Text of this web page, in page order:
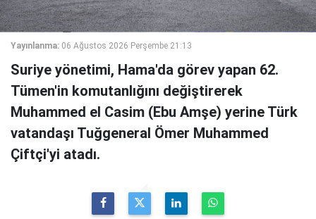
Yayınlanma: 06 Ağustos 2026 Perşembe 21:13
Suriye yönetimi, Hama'da görev yapan 62.
Tümen'in komutanlığını değiştirerek
Muhammed el Casim (Ebu Amşe) yerine Türk
vatandaşı Tuğgeneral Ömer Muhammed
Çiftçi'yi atadı.